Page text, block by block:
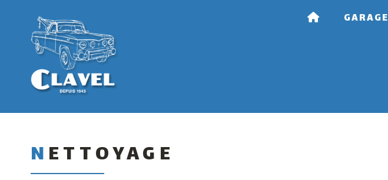
GARAGE
NETTOYAGE